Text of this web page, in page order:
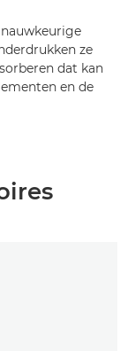
ze
dat kan
en de